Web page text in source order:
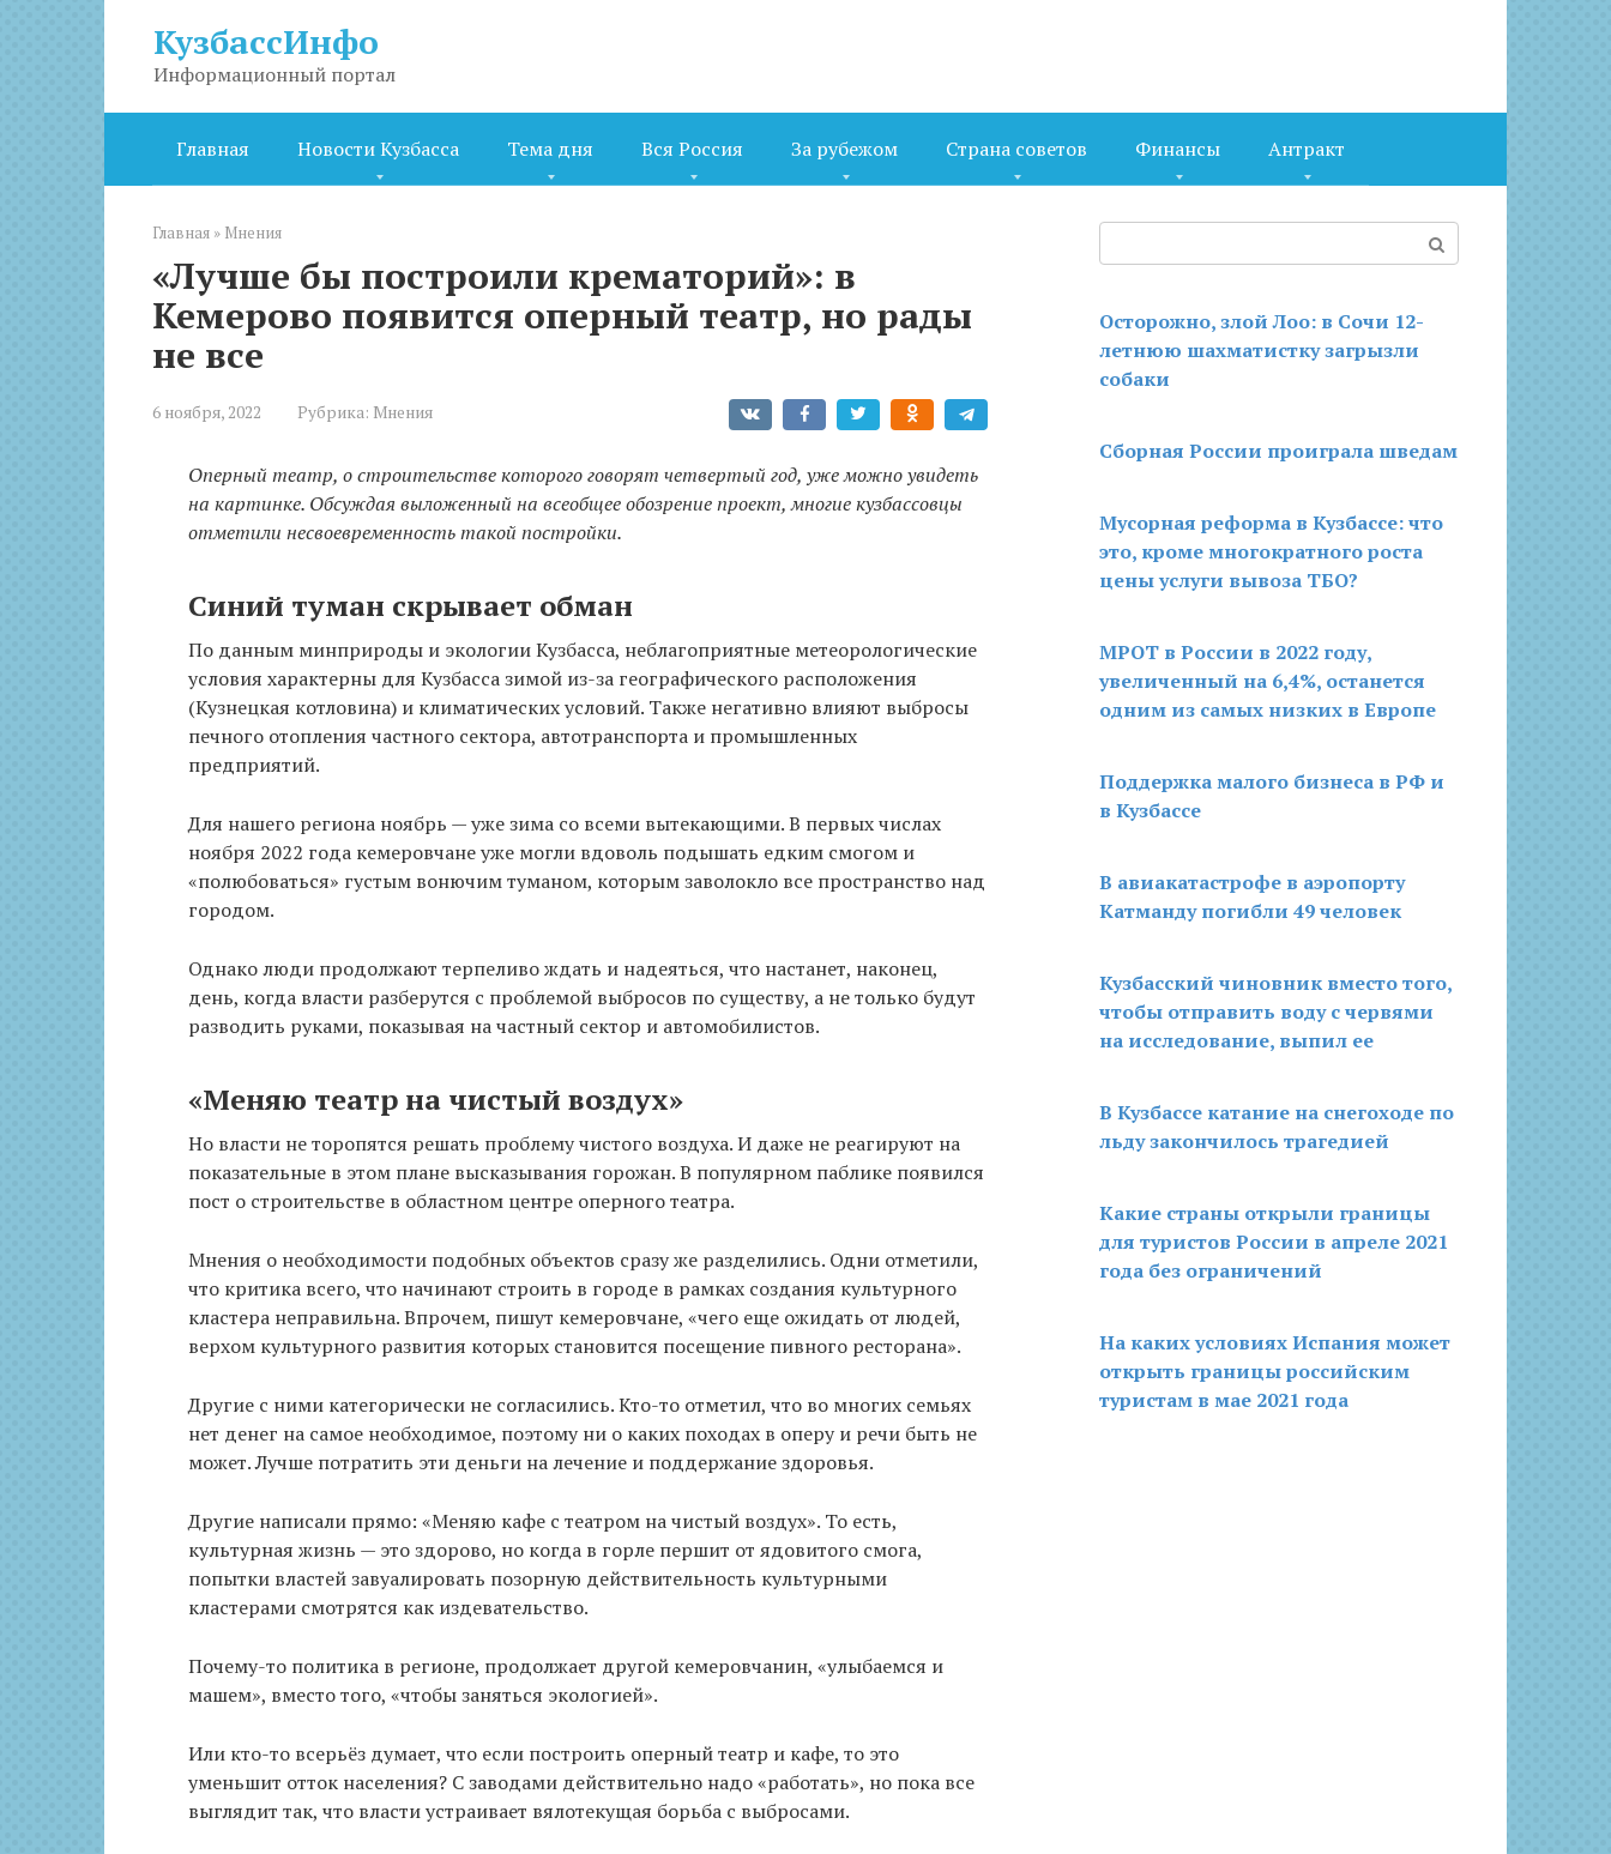
КузбассИнфо
Информационный портал
Главная Новости Кузбасса Тема дня Вся Россия За рубежом Страна советов Финансы Антракт
Главная » Мнения
«Лучше бы построили крематорий»: в
Кемерово появится оперный театр, но рады
не все
6 ноября, 2022 Рубрика: Мнения
Оперный театр, о строительстве которого говорят четвертый год, уже можно увидеть
на картинке. Обсуждая выложенный на всеобщее обозрение проект, многие кузбассовцы
отметили несвоевременность такой постройки.
Синий туман скрывает обман
По данным минприроды и экологии Кузбасса, неблагоприятные метеорологические
условия характерны для Кузбасса зимой из-за географического расположения
(Кузнецкая котловина) и климатических условий. Также негативно влияют выбросы
печного отопления частного сектора, автотранспорта и промышленных
предприятий.
Для нашего региона ноябрь — уже зима со всеми вытекающими. В первых числах
ноября 2022 года кемеровчане уже могли вдоволь подышать едким смогом и
«полюбоваться» густым вонючим туманом, которым заволокло все пространство над
городом.
Однако люди продолжают терпеливо ждать и надеяться, что настанет, наконец,
день, когда власти разберутся с проблемой выбросов по существу, а не только будут
разводить руками, показывая на частный сектор и автомобилистов.
«Меняю театр на чистый воздух»
Но власти не торопятся решать проблему чистого воздуха. И даже не реагируют на
показательные в этом плане высказывания горожан. В популярном паблике появился
пост о строительстве в областном центре оперного театра.
Мнения о необходимости подобных объектов сразу же разделились. Одни отметили,
что критика всего, что начинают строить в городе в рамках создания культурного
кластера неправильна. Впрочем, пишут кемеровчане, «чего еще ожидать от людей,
верхом культурного развития которых становится посещение пивного ресторана».
Другие с ними категорически не согласились. Кто-то отметил, что во многих семьях
нет денег на самое необходимое, поэтому ни о каких походах в оперу и речи быть не
может. Лучше потратить эти деньги на лечение и поддержание здоровья.
Другие написали прямо: «Меняю кафе с театром на чистый воздух». То есть,
культурная жизнь — это здорово, но когда в горле першит от ядовитого смога,
попытки властей завуалировать позорную действительность культурными
кластерами смотрятся как издевательство.
Почему-то политика в регионе, продолжает другой кемеровчанин, «улыбаемся и
машем», вместо того, «чтобы заняться экологией».
Или кто-то всерьёз думает, что если построить оперный театр и кафе, то это
уменьшит отток населения? С заводами действительно надо «работать», но пока все
выглядит так, что власти устраивает вялотекущая борьба с выбросами.
Осторожно, злой Лоо: в Сочи 12-
летнюю шахматистку загрызли
собаки
Сборная России проиграла шведам
Мусорная реформа в Кузбассе: что
это, кроме многократного роста
цены услуги вывоза ТБО?
МРОТ в России в 2022 году,
увеличенный на 6,4%, останется
одним из самых низких в Европе
Поддержка малого бизнеса в РФ и
в Кузбассе
В авиакатастрофе в аэропорту
Катманду погибли 49 человек
Кузбасский чиновник вместо того,
чтобы отправить воду с червями
на исследование, выпил ее
В Кузбассе катание на снегоходе по
льду закончилось трагедией
Какие страны открыли границы
для туристов России в апреле 2021
года без ограничений
На каких условиях Испания может
открыть границы российским
туристам в мае 2021 года